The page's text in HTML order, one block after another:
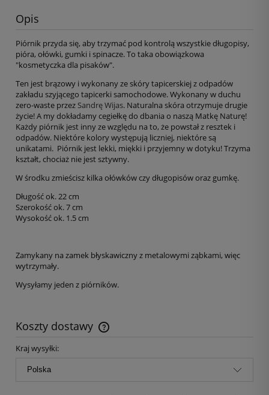
Opis
Piórnik przyda się, aby trzymać pod kontrolą wszystkie długopisy,
pióra, ołówki, gumki i spinacze. To taka obowiązkowa
"kosmetyczka dla pisaków".
Ten jest brązowy i wykonany ze skóry tapicerskiej z odpadów
zakładu szyjącego tapicerki samochodowe. Wykonany w duchu
zero-waste przez Sandrę Wijas. Naturalna skóra otrzymuje drugie
życie! A my dokładamy cegiełkę do dbania o naszą Matkę Naturę!
Każdy piórnik jest inny ze względu na to, że powstał z resztek i
odpadów. Niektóre kolory występują liczniej, niektóre są
unikatami. Piórnik jest lekki, miękki i przyjemny w dotyku! Trzyma
kształt, chociaż nie jest sztywny.
W środku zmieścisz kilka ołówków czy długopisów oraz gumkę.
Długość ok. 22 cm
Szerokość ok. 7 cm
Wysokość ok. 1.5 cm
Zamykany na zamek błyskawiczny z metalowymi ząbkami, więc
wytrzymały.
Wysyłamy jeden z piórników.
Koszty dostawy
Kraj wysyłki: